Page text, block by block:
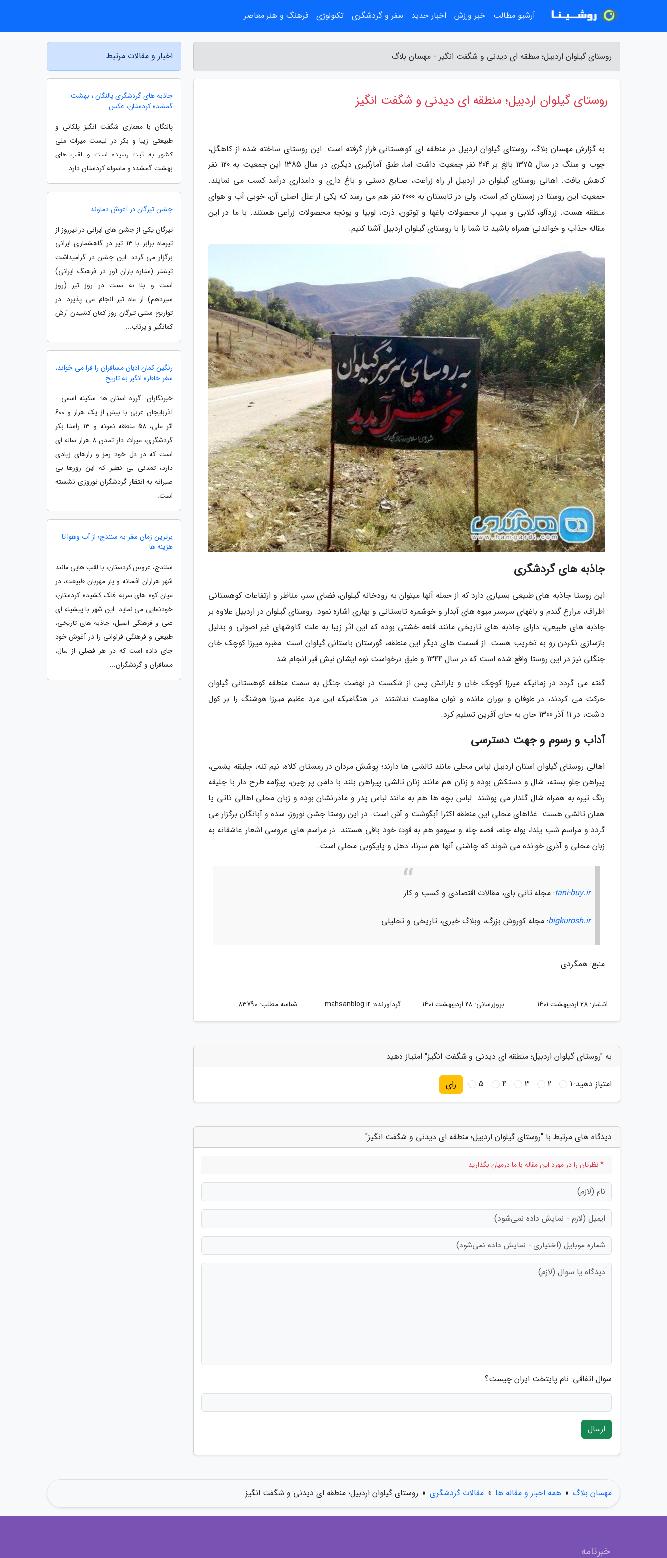
روستای گیلوان اردبیل؛ منطقه ای دیدنی و شگفت انگیز - مهسان بلاگ
روستای گیلوان اردبیل؛ منطقه ای دیدنی و شگفت انگیز
به گزارش مهسان بلاگ، روستای گیلوان اردبیل در منطقه ای کوهستانی قرار گرفته است. این روستای ساخته شده از کاهگل،
چوب و سنگ در سال 1375 بالغ بر 204 نفر جمعیت داشت اما، طبق آمارگیری دیگری در سال 1385 این جمعیت به 120 نفر
کاهش یافت. اهالی روستای گیلوان در اردبیل از راه زراعت، صنایع دستی و باغ داری و دامداری درآمد کسب می نمایند.
جمعیت این روستا در زمستان کم است، ولی در تابستان به 2000 نفر هم می رسد که یکی از علل اصلی آن، خوبی آب و هوای
منطقه هست. زردآلو، گلابی و سیب از محصولات باغها و توتون، ذرت، لوبیا و یونجه محصولات زراعی هستند. با ما در این
مقاله جذاب و خواندنی همراه باشید تا شما را با روستای گیلوان اردبیل آشنا کنیم.
جاذبه های گردشگری
این روستا جاذبه های طبیعی بسیاری دارد که از جمله آنها میتوان به رودخانه گیلوان، فضای سبز، مناظر و ارتفاعات کوهستانی
اطراف، مزارع گندم و باغهای سرسبز میوه های آبدار و خوشمزه تابستانی و بهاری اشاره نمود. روستای گیلوان در اردبیل علاوه بر
جاذبه های طبیعی، دارای جاذبه های تاریخی مانند قلعه خشتی بوده که این اثر زیبا به علت کاوشهای غیر اصولی و بدلیل
بازسازی نکردن رو به تخریب هست. از قسمت های دیگر این منطقه، گورستان باستانی گیلوان است. مقبره میرزا کوچک خان
جنگلی نیز در این روستا واقع شده است که در سال 1344 و طبق درخواست نوه ایشان نبش قبر انجام شد.
گفته می گردد در زمانیکه میرزا کوچک خان و یارانش پس از شکست در نهضت جنگل به سمت منطقه کوهستانی گیلوان
حرکت می کردند، در طوفان و بوران مانده و توان مقاومت نداشتند. در هنگامیکه این مرد عظیم میرزا هوشنگ را بر کول
داشت، در 11 آذر 1300 جان به جان آفرین تسلیم کرد.
آداب و رسوم و جهت دسترسی
اهالی روستای گیلوان استان اردبیل لباس محلی مانند تالشی ها دارند؛ پوشش مردان در زمستان کلاه، نیم تنه، جلیقه پشمی،
پیراهن جلو بسته، شال و دستکش بوده و زنان هم مانند زنان تالشی پیراهن بلند با دامن پر چین، پیژامه طرح دار با جلیقه
رنگ تیره به همراه شال گلدار می پوشند. لباس بچه ها هم به مانند لباس پدر و مادرانشان بوده و زبان محلی اهالی تاتی یا
همان تالشی هست. غذاهای محلی این منطقه اکثرا آبگوشت و آش است. در این روستا جشن نوروز، سده و آبانگان برگزار می
گردد و مراسم شب یلدا، یوله چله، قصه چله و سیومو هم به قوت خود باقی هستند. در مراسم های عروسی اشعار عاشقانه به
زبان محلی و آذری خوانده می شوند که چاشنی آنها هم سرنا، دهل و پایکوبی محلی است.
tani-buy.ir: مجله تانی بای، مقالات اقتصادی و کسب و کار
bigkurosh.ir: مجله کوروش بزرگ، وبلاگ خبری، تاریخی و تحلیلی
منبع: همگردی
انتشار: 28 اردیبهشت 1401 بروزرسانی: 28 اردیبهشت 1401 گردآورنده:mahsanblog.ir شناسه مطلب: 83790
به "روستای گیلوان اردبیل؛ منطقه ای دیدنی و شگفت انگیز" امتیاز دهید
امتیاز دهید:1
2
3
4
5 رای
دیدگاه های مرتبط با "روستای گیلوان اردبیل؛ منطقه ای دیدنی و شگفت انگیز"
* نظرتان را در مورد این مقاله با ما درمیان بگذارید
سوال اتفاقی: نام پایتخت ایران چیست؟
ارسال
اخبار و مقالات مرتبط
جاذبه های گردشگری پالنگان ؛ بهشت
گمشده کردستان، عکس
پالنگان با معماری شگفت انگیز پلکانی و
طبیعتی زیبا و بکر در لیست میراث ملی
کشور به ثبت رسیده است و لقب های
بهشت گمشده و ماسوله کردستان دارد.
جشن تیرگان در آغوش دماوند
تیرگان یکی از جشن های ایرانی در تیرروز از
تیرماه برابر با 13 تیر در گاهشماری ایرانی
برگزار می گردد. این جشن در گرامیداشت
تیشتر (ستاره باران آور در فرهنگ ایرانی)
است و بنا به سنت در روز تیر (روز
سیزدهم) از ماه تیر انجام می پذیرد. در
تواریخ سنتی تیرگان روز کمان کشیدن آرش
کمانگیر و پرتاب...
رنگین کمان ادیان مسافران را فرا می خواند،
سفر خاطره انگیز به تاریخ
خبرنگاران- گروه استان ها: سکینه اسمی -
آذربایجان غربی با بیش از یک هزار و 600
اثر ملی، 58 منطقه نمونه و 13 راستا بکر
گردشگری، میراث دار تمدن 8 هزار ساله ای
است که در دل خود رمز و رازهای زیادی
دارد، تمدنی بی نظیر که این روزها بی
صبرانه به انتظار گردشگران نوروزی نشسته
است.
برترین زمان سفر به سنندج؛ از آب وهوا تا
هزینه ها
سنندج، عروس کردستان، با لقب هایی مانند
شهر هزاران افسانه و یار مهربان طبیعت، در
میان کوه های سربه فلک کشیده کردستان،
خودنمایی می نماید. این شهر با پیشینه ای
غنی و فرهنگی اصیل، جاذبه های تاریخی،
طبیعی و فرهنگی فراوانی را در آغوش خود
جای داده است که در هر فصلی از سال،
مسافران و گردشگران...
مهسان بلاگ » همه اخبار و مقاله ها » مقالات گردشگری » روستای گیلوان اردبیل؛ منطقه ای دیدنی و شگفت انگیز
آرشیو مطالب خبر ورزش اخبار جدید سفر و گردشگری تکنولوژی فرهنگ و هنر معاصر
خبرنامه